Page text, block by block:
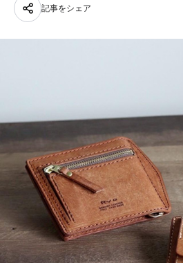
記事をシェア